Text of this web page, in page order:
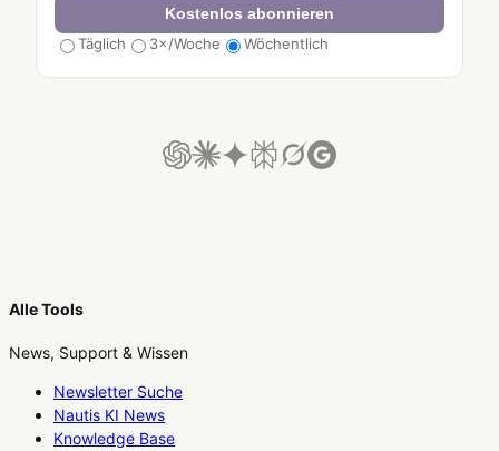
Kostenlos abonnieren
Täglich
3×/Woche Wöchentlich
Alle Tools
News, Support & Wissen
Newsletter Suche
Nautis KI News
Knowledge Base